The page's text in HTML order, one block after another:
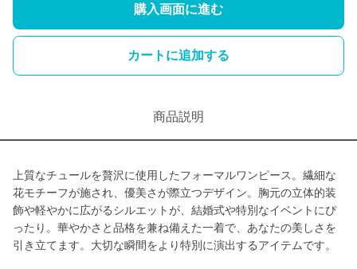
購入画面に進む
カートに追加する
商品説明
上質なチュールを贅沢に使用したフォーマルワンピース。繊細な
花モチーフが施され、優美さが際立つデザイン。胸元の立体的装
飾や軽やかに広がるシルエットが、結婚式や特別なイベントにぴ
ったり。華やかさと品格を兼ね備えた一着で、あなたの美しさを
引き立てます。大切な瞬間をより特別に演出するアイテムです。